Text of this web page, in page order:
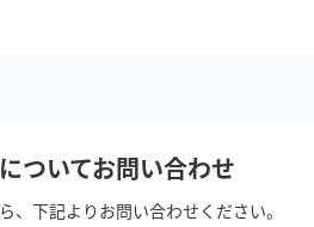
ついてお問い合わせ
、下記よりお問い合わせください。